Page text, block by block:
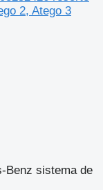
2, Atego 3
Benz sistema de